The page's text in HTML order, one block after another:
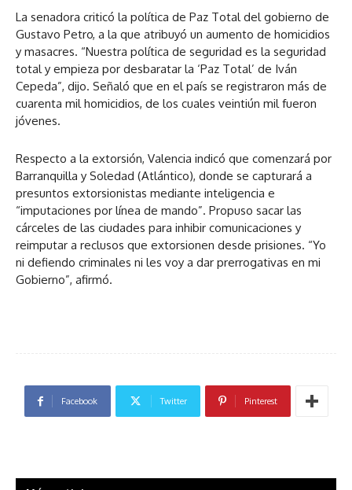
La senadora criticó la política de Paz Total del gobierno de
Gustavo Petro, a la que atribuyó un aumento de homicidios
y masacres. “Nuestra política de seguridad es la seguridad
total y empieza por desbaratar la ‘Paz Total’ de Iván
Cepeda”, dijo. Señaló que en el país se registraron más de
cuarenta mil homicidios, de los cuales veintiún mil fueron
jóvenes.
Respecto a la extorsión, Valencia indicó que comenzará por
Barranquilla y Soledad (Atlántico), donde se capturará a
presuntos extorsionistas mediante inteligencia e
“imputaciones por línea de mando”. Propuso sacar las
cárceles de las ciudades para inhibir comunicaciones y
reimputar a reclusos que extorsionen desde prisiones. “Yo
ni defiendo criminales ni les voy a dar prerrogativas en mi
Gobierno”, afirmó.
Facebook Twitter Pinterest